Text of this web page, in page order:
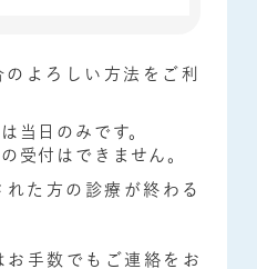
のよろしい方法をご利
当日のみです。
受付はできません。
た方の診療が終わる
お手数でもご連絡をお